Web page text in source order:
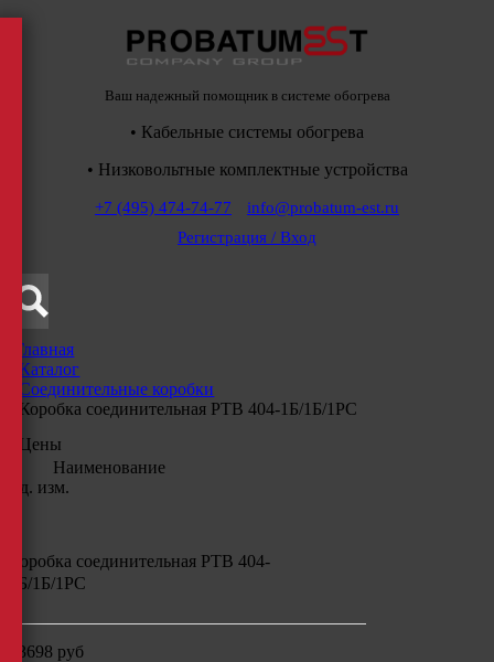
Ваш надежный помощник в системе обогрева
• Кабельные системы обогрева
• Низковольтные комплектные устройства
+7 (495) 474-74-77
info@probatum-est.ru
Регистрация / Вход
Главная
Каталог
Соединительные коробки
Коробка соединительная РТВ 404-1Б/1Б/1РС
Цены
Наименование
Ед. изм.
Коробка соединительная РТВ 404-
1Б/1Б/1РС
13698 руб